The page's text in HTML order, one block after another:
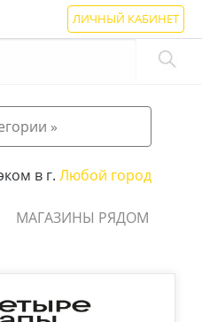
ЛИЧНЫЙ КАБИНЕТ
»
в г. Любой город
МАГАЗИНЫ РЯДОМ